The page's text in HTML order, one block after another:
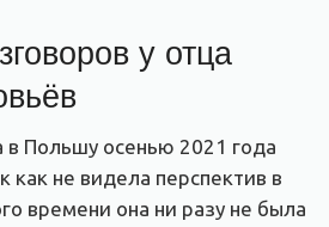
у отца
в Польшу осенью 2021 года
как не видела перспектив в
времени она ни разу не была